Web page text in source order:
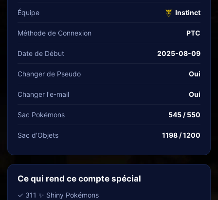
Équipe Instinct
Méthode de Connexion PTC
Date de Début 2025-08-09
Changer de Pseudo Oui
Changer l'e-mail Oui
Sac Pokémons 545 / 550
Sac d'Objets 1198 / 1200
Ce qui rend ce compte spécial
✓ 311 ✨ Shiny Pokémons